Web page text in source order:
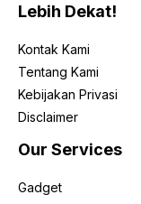
Lebih Dekat!
Kontak Kami
Tentang Kami
Kebijakan Privasi
Disclaimer
Our Services
Gadget